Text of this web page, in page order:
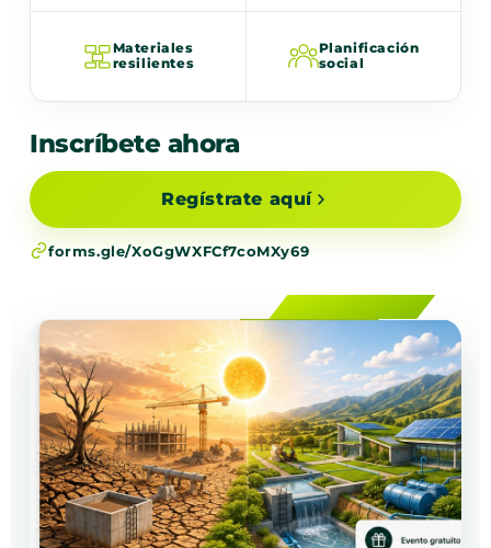
Materiales
resilientes
Planificación
social
Inscríbete ahora
Regístrate aquí
forms.gle/XoGgWXFCf7coMXy69